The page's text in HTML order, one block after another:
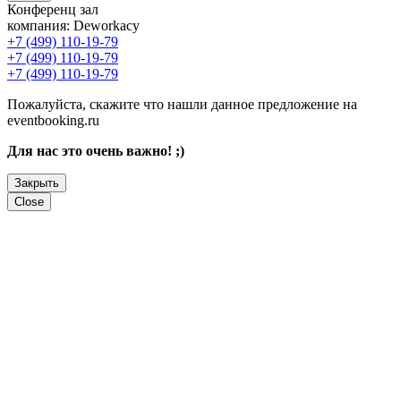
Конференц зал
компания: Deworkacy
+7 (499) 110-19-79
+7 (499) 110-19-79
+7 (499) 110-19-79
Пожалуйста, скажите что нашли данное предложение на
eventbooking.ru
Для нас это очень важно! ;)
Закрыть
Close